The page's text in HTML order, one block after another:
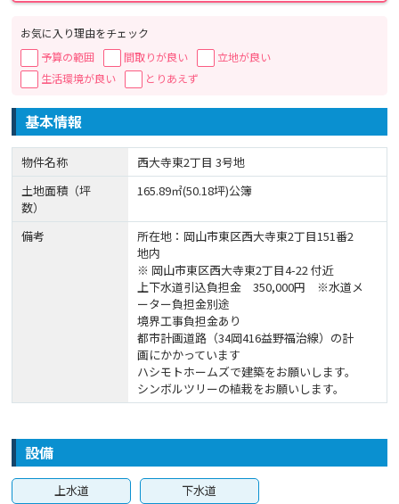
お気に入り理由をチェック
予算の範囲
間取りが良い
立地が良い
生活環境が良い
とりあえず
基本情報
物件名称
西大寺東2丁目 3号地
土地面積（坪
数）
165.89㎡(50.18坪)公簿
備考
所在地：岡山市東区西大寺東2丁目151番2
地内
※ 岡山市東区西大寺東2丁目4-22 付近
上下水道引込負担金 350,000円 ※水道メ
ーター負担金別途
境界工事負担金あり
都市計画道路（34岡416益野福治線）の計
画にかかっています
ハシモトホームズで建築をお願いします。
シンボルツリーの植栽をお願いします。
設備
上水道 下水道